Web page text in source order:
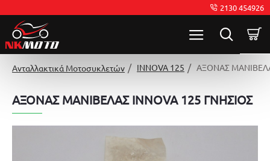
2130 454926
Ανταλλακτικά Μοτοσυκλετών INNOVA 125 ΑΞΟΝΑΣ
ΑΞΟΝΑΣ ΜΑΝΙΒΕΛΑΣ INNOVA 125 ΓΝΗΣΙΟΣ